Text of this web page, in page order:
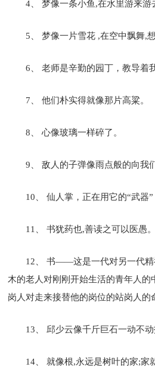
4、 梦像一条小鱼,在水里游来游
5、 梦像一片雪花 ,在空中飘舞,
6、 老师是辛勤的园丁，教导着
7、 他们朴实得就像那片高粱。
8、 心像玻璃一样碎了。
9、 敌人的子弹像雨点般的向我
10、 仙人掌，正在用它的“武器”
11、 书犹药也,善读之可以医愚。
12、 书——这是一代对另一代精
木的老人对刚刚开始生活的青年人
岗人对走来接替他的岗位的站岗人的
13、 邱少云像千斤巨石一动不动
14、 就像根,永远是树叶的家;家